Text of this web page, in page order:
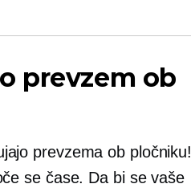
prevzem ob
prevzema ob pločniku!
se čase. Da bi se vaše